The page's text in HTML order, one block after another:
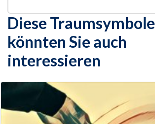
Diese Traumsymbole
könnten Sie auch
interessieren